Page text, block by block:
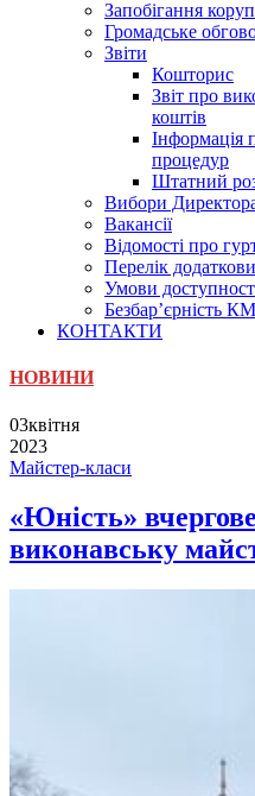
Запобігання
Громадське
Звіти
Кошторис
Звіт про
коштів
Інформація
процедур
Штатний
Вибори
Вакансії
Відомості про
Перелік
Умови
Безбар’єрність
КОНТАКТИ
НОВИНИ
03квітня
2023
Майстер-класи
«Юність»
виконавську